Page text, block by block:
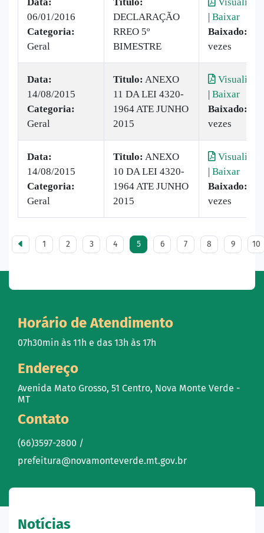
06/01/2016
Categoria:
Geral
DECLARAÇÃO
RREO 5º
BIMESTRE
| Baixar
Baixado:
vezes
Data:
14/08/2015
Categoria:
Geral
Titulo: ANEXO
11 DA LEI 4320-
1964 ATE JUNHO
2015
Visualizar
| Baixar
Baixado:
vezes
Data:
14/08/2015
Categoria:
Geral
Titulo: ANEXO
10 DA LEI 4320-
1964 ATE JUNHO
2015
Visualizar
| Baixar
Baixado:
vezes
1 2 3 4 5 6 7 8 9 10
Horário de Atendimento
07h30min às 11h e das 13h às 17h
Endereço
Avenida Mato Grosso, 51 Centro, Nova Monte Verde -
MT
Contato
(66)3597-2800 /
prefeitura@novamonteverde.mt.gov.br
Notícias